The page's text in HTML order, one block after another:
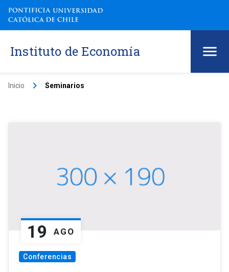
Instituto de Economía
Inicio keyboard_arrow_right Seminarios
19 AGO
Conferencias